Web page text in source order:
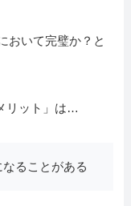
おいて完璧か？と
リット」は…
ることがある